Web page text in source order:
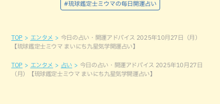
#琉球鑑定士ミウマの毎日開運占い
TOP エンタメ
今日の占い・開運アドバイス 2025年10月27日（月）
【琉球鑑定士ミウマ まいにち九星気学開運占い】
TOP エンタメ 占い
今日の占い・開運アドバイス 2025年10月27日
（月）【琉球鑑定士ミウマ まいにち九星気学開運占い】